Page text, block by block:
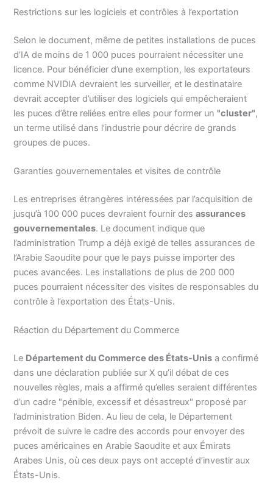
Restrictions sur les logiciels et contrôles à l’exportation
Selon le document, même de petites installations de puces
d’IA de moins de 1 000 puces pourraient nécessiter une
licence. Pour bénéficier d’une exemption, les exportateurs
comme NVIDIA devraient les surveiller, et le destinataire
devrait accepter d’utiliser des logiciels qui empêcheraient
les puces d’être reliées entre elles pour former un"cluster",
un terme utilisé dans l’industrie pour décrire de grands
groupes de puces.
Garanties gouvernementales et visites de contrôle
Les entreprises étrangères intéressées par l’acquisition de
jusqu’à 100 000 puces devraient fournir desassurances
gouvernementales. Le document indique que
l’administration Trump a déjà exigé de telles assurances de
l’Arabie Saoudite pour que le pays puisse importer des
puces avancées. Les installations de plus de 200 000
puces pourraient nécessiter des visites de responsables du
contrôle à l’exportation des États-Unis.
Réaction du Département du Commerce
Le Département du Commerce des États-Unis a confirmé
dans une déclaration publiée sur X qu’il débat de ces
nouvelles règles, mais a affirmé qu’elles seraient différentes
d’un cadre "pénible, excessif et désastreux" proposé par
l’administration Biden. Au lieu de cela, le Département
prévoit de suivre le cadre des accords pour envoyer des
puces américaines en Arabie Saoudite et aux Émirats
Arabes Unis, où ces deux pays ont accepté d’investir aux
États-Unis.